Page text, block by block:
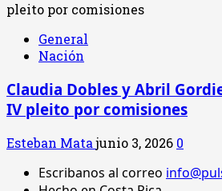
General
Nación
Claudia Dobles y Abril
IV pleito por comisiones
Esteban Matajunio 3, 2026 0
Escribanos al correo